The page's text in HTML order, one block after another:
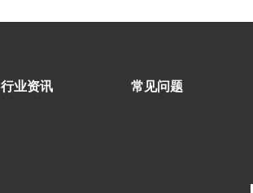
行业资讯 常见问题